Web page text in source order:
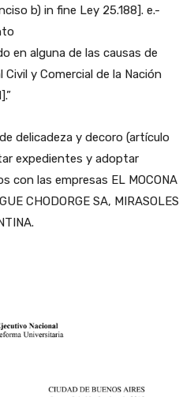
b) in fine Ley 25.188]. e.-
en alguna de las causas de
y Comercial de la Nación
delicadeza y decoro (artículo
expedientes y adoptar
con las empresas EL MOCONA
CHODORGE SA, MIRASOLES